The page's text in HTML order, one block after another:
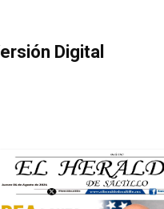
Digital